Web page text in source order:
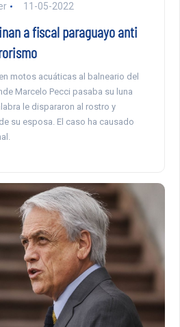
11-05-2022
a fiscal paraguayo anti
motos acuáticas al balneario del
Marcelo Pecci pasaba su luna
le dispararon al rostro y
su esposa. El caso ha causado